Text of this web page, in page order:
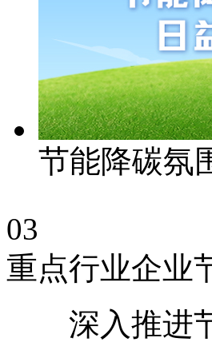
节能降碳氛
03
重点行业企业
深入推进节